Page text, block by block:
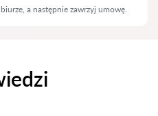
a następnie zawrzyj umowę.